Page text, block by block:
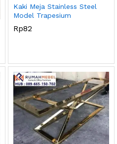
Kaki Meja Stainless Steel
Model Trapesium
Rp82